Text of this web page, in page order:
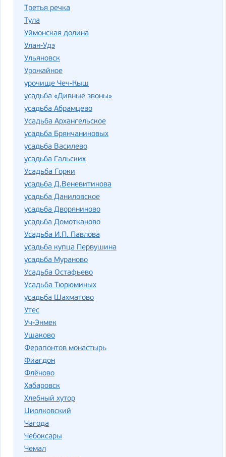
Третья речка
Тула
Уймонская долина
Улан-Удэ
Ульяновск
Урожайное
урочище Чеч-Кыш
усадьба «Дивные звоны»
усадьба Абрамцево
Усадьба Архангельское
усадьба Брянчаниновых
усадьба Василево
усадьба Гальских
Усадьба Горки
усадьба Д.Веневитинова
усадьба Даниловское
усадьба Дворяниново
усадьба Домотканово
Усадьба И.П. Павлова
усадьба купца Первушина
усадьба Мураново
Усадьба Остафьево
Усадьба Тюрюминых
усадьба Шахматово
Утес
Уч-Энмек
Ушаково
Ферапонтов монастырь
Фиагдон
Флёново
Хабаровск
Хлебный хутор
Циолковский
Чагода
Чебоксары
Чемал